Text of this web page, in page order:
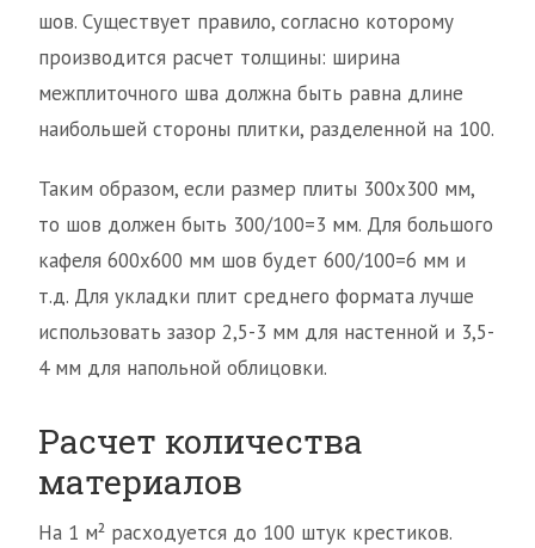
шов. Существует правило, согласно которому
производится расчет толщины: ширина
межплиточного шва должна быть равна длине
наибольшей стороны плитки, разделенной на 100.
Таким образом, если размер плиты 300х300 мм,
то шов должен быть 300/100=3 мм. Для большого
кафеля 600х600 мм шов будет 600/100=6 мм и
т.д. Для укладки плит среднего формата лучше
использовать зазор 2,5-3 мм для настенной и 3,5-
4 мм для напольной облицовки.
Расчет количества
материалов
На 1 м² расходуется до 100 штук крестиков.